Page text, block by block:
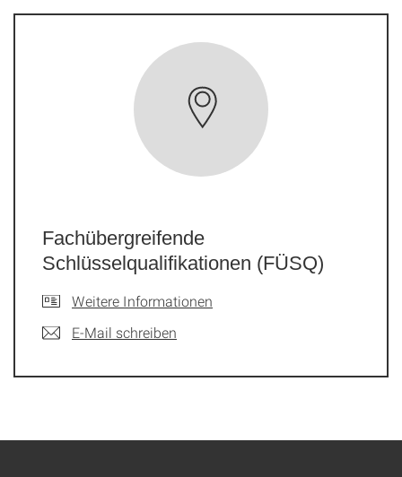
Fachübergreifende
Schlüsselqualifikationen (FÜSQ)
Weitere Informationen
E-Mail schreiben